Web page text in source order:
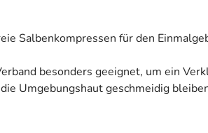
Salbenkompressen für den
besonders geeignet, um ein
Umgebungshaut geschmeidig